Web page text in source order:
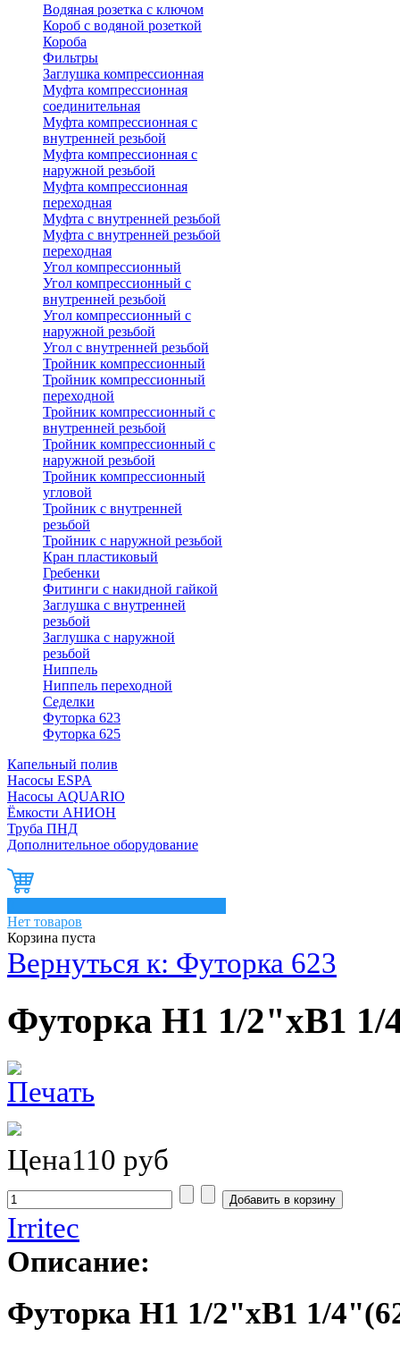
Водяная розетка с ключом
Короб с водяной розеткой
Короба
Фильтры
Заглушка компрессионная
Муфта компрессионная
соединительная
Муфта компрессионная с
внутренней резьбой
Муфта компрессионная с
наружной резьбой
Муфта компрессионная
переходная
Муфта с внутренней резьбой
Муфта с внутренней резьбой
переходная
Угол компрессионный
Угол компрессионный с
внутренней резьбой
Угол компрессионный с
наружной резьбой
Угол с внутренней резьбой
Тройник компрессионный
Тройник компрессионный
переходной
Тройник компрессионный с
внутренней резьбой
Тройник компрессионный с
наружной резьбой
Тройник компрессионный
угловой
Тройник с внутренней
резьбой
Тройник с наружной резьбой
Кран пластиковый
Гребенки
Фитинги с накидной гайкой
Заглушка с внутренней
резьбой
Заглушка с наружной
резьбой
Ниппель
Ниппель переходной
Седелки
Футорка 623
Футорка 625
Капельный полив
Насосы ESPA
Насосы AQUARIO
Ёмкости АНИОН
Труба ПНД
Дополнительное оборудование
Нет товаров
Корзина пуста
Вернуться к: Футорка 623
Футорка H1 1/2"хB1 1/
Цена110 руб
Irritec
Описание:
Футорка H1 1/2"хB1 1/